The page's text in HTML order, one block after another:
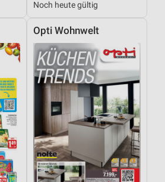
Noch heute gültig
Opti Wohnwelt
aus verschiedenen
der Angebote
Daten zur Auswahl von
Standortdaten
angeforderten